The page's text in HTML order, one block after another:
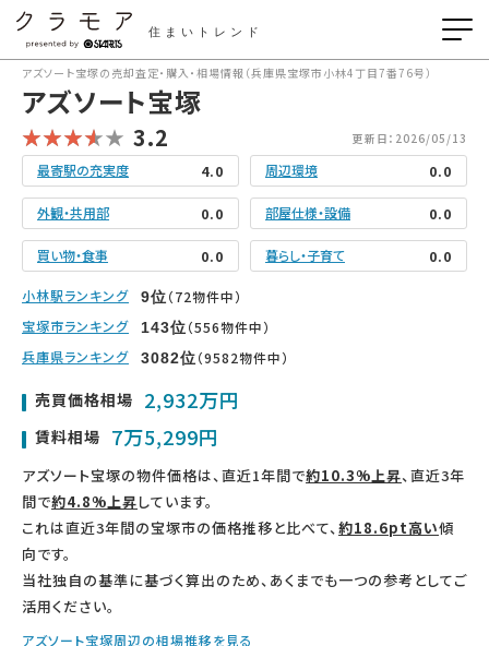
住まいトレンド
アズソート宝塚の売却査定・購入・相場情報（兵庫県宝塚市小林4丁目7番76号）
アズソート宝塚
3.2 更新日：2026/05/13
最寄駅の充実度 4.0 周辺環境 0.0
外観・共用部 0.0 部屋仕様・設備 0.0
買い物・食事 0.0 暮らし・子育て 0.0
小林駅ランキング 9位（72物件中）
宝塚市ランキング
143位（556物件中）
兵庫県ランキング
3082位（9582物件中）
売買価格相場 2,932万円
賃料相場 7万5,299円
アズソート宝塚の物件価格は、直近1年間で約10.3%上昇、直近3年
間で約4.8%上昇しています。
これは直近3年間の宝塚市の価格推移と比べて、約18.6pt高い傾
向です。
当社独自の基準に基づく算出のため、あくまでも一つの参考としてご
活用ください。
アズソート宝塚周辺の相場推移を見る